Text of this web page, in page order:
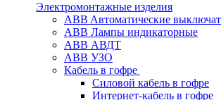
Электромонтажные изделия
ABB Aвтоматические
ABB Лампы индикаторные
ABB АВДТ
ABB УЗО
Кабель в гофре
Силовой кабель в гофре
Интернет-кабель в гофре